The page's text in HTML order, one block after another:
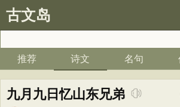
古文岛
推荐 诗文 名句
九月九日忆山东兄弟